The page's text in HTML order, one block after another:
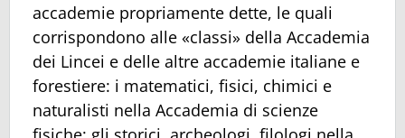
accademie propriamente dette, le quali
corrispondono alle «classi» della Accademia
dei Lincei e delle altre accademie italiane e
forestiere: i matematici, fisici, chimici e
naturalisti nella Accademia di scienze